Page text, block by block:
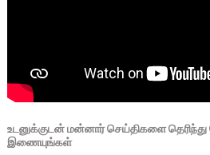
உடனுக்குடன் மன்னார் செய்திகளை
இணையுங்கள்